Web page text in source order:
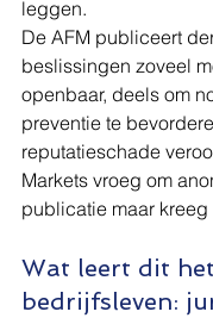
leggen.
De AFM publiceert
beslissingen zoveel
openbaar, deels om
preventie te
reputatieschade
Markets vroeg om
publicatie maar kreeg
Wat leert dit het
bedrijfsleven: